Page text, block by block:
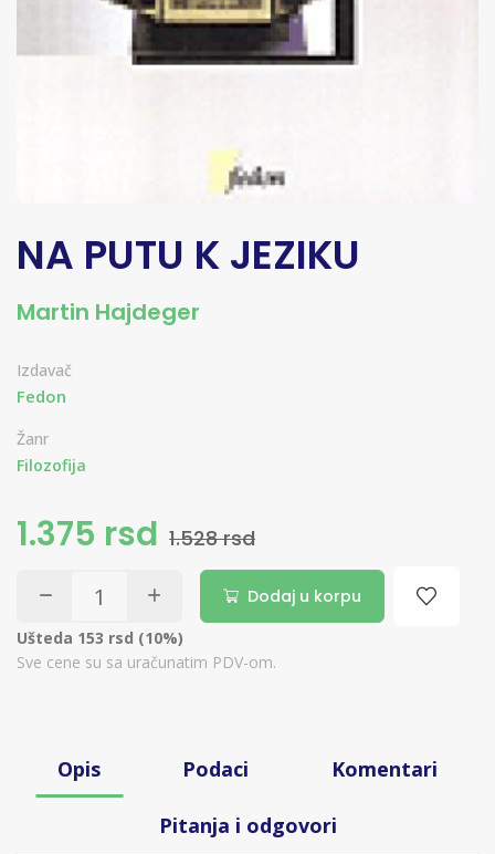
NA PUTU K JEZIKU
Martin Hajdeger
Izdavač
Fedon
Žanr
Filozofija
1.375 rsd 1.528 rsd
Dodaj u korpu
Ušteda 153 rsd (10%)
Sve cene su sa uračunatim PDV-om.
Opis Podaci Komentari
Pitanja i odgovori